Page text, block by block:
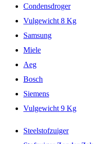
Condensdroger
Vulgewicht 8 Kg
Samsung
Miele
Aeg
Bosch
Siemens
Vulgewicht 9 Kg
Steelstofzuiger